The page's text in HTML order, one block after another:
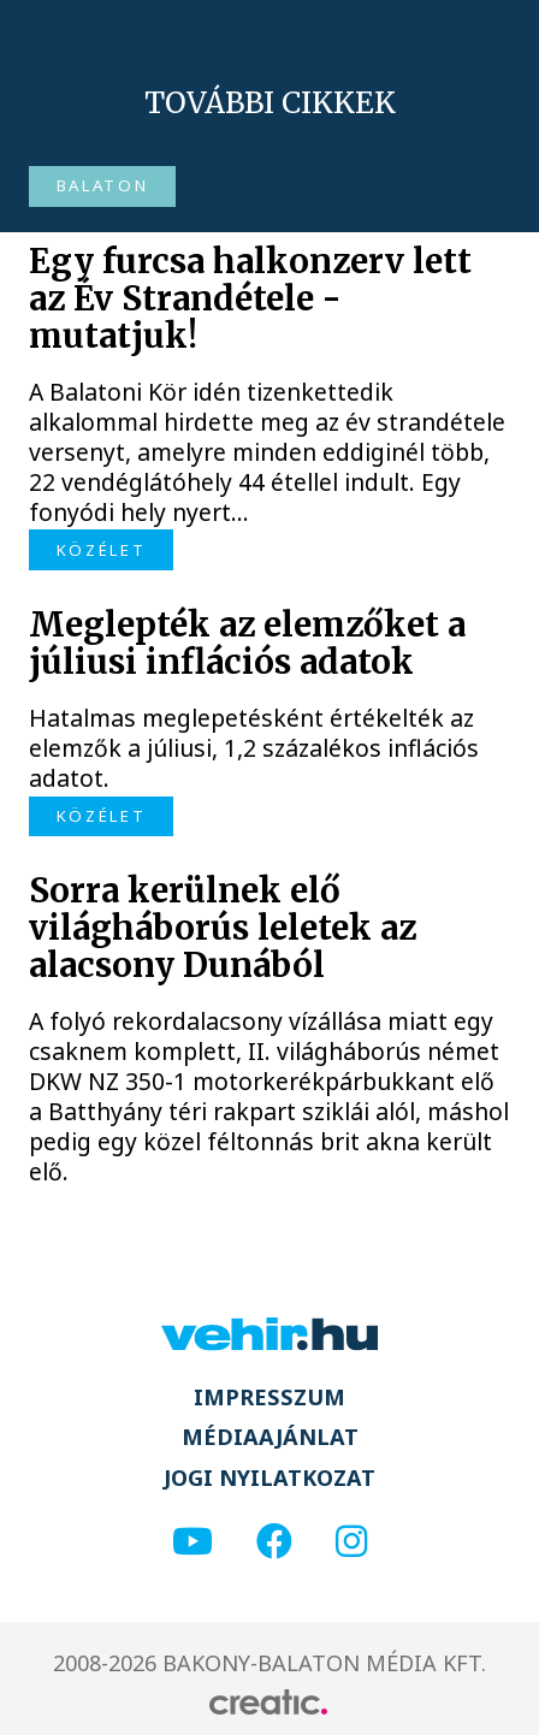
TOVÁBBI CIKKEK
BALATON
Egy furcsa halkonzerv lett
az Év Strandétele -
mutatjuk!
A Balatoni Kör idén tizenkettedik
alkalommal hirdette meg az év strandétele
versenyt, amelyre minden eddiginél több,
22 vendéglátóhely 44 étellel indult. Egy
fonyódi hely nyert...
KÖZÉLET
Meglepték az elemzőket a
júliusi inflációs adatok
Hatalmas meglepetésként értékelték az
elemzők a júliusi, 1,2 százalékos inflációs
adatot.
KÖZÉLET
Sorra kerülnek elő
világháborús leletek az
alacsony Dunából
A folyó rekordalacsony vízállása miatt egy
csaknem komplett, II. világháborús német
DKW NZ 350-1 motorkerékpárbukkant elő
a Batthyány téri rakpart sziklái alól, máshol
pedig egy közel féltonnás brit akna került
elő.
IMPRESSZUM
MÉDIAAJÁNLAT
JOGI NYILATKOZAT
2008-2026 BAKONY-BALATON MÉDIA KFT.